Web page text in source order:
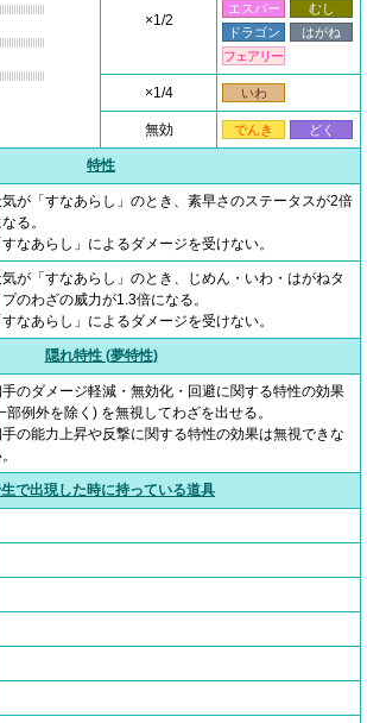
×1/2
エスパー
むし
ドラゴン
はがね
フェアリー
×1/4 いわ
無効 でんき どく
特性
気が「すなあらし」のとき、素早さのステータスが2倍
る。
すなあらし」によるダメージを受けない。
気が「すなあらし」のとき、じめん・いわ・はがねタ
プのわざの威力が1.3倍になる。
すなあらし」によるダメージを受けない。
隠れ特性 (夢特性)
のダメージ軽減・無効化・回避に関する特性の効果
部例外を除く) を無視してわざを出せる。
の能力上昇や反撃に関する特性の効果は無視できな
で出現した時に持っている道具